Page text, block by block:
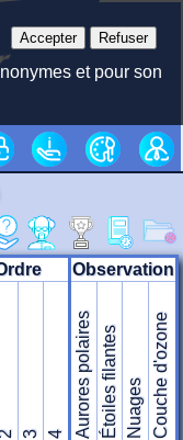
Observation
3 4 Aurores polairesÉtoiles filantes NuagesCouche d'ozone
Accepter Refuser
et pour son